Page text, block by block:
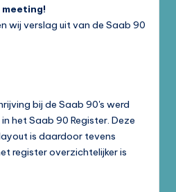
meeting!
wij verslag uit van de Saab 90
bij de Saab 90's werd
het Saab 90 Register. Deze
is daardoor tevens
register overzichtelijker is